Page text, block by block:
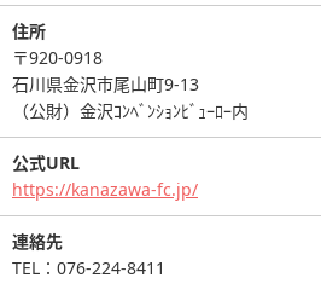
住所
〒920-0918
石川県金沢市尾山町9-13
（公財）金沢ｺﾝﾍﾞﾝｼｮﾝﾋﾞｭｰﾛｰ内
公式URL
https://kanazawa-fc.jp/
連絡先
TEL：076-224-8411